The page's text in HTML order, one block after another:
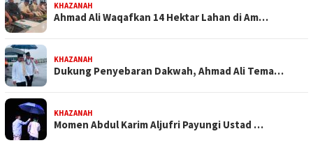
KHAZANAH
Ahmad Ali Waqafkan 14 Hektar Lahan di Am…
KHAZANAH
Dukung Penyebaran Dakwah, Ahmad Ali Tema…
KHAZANAH
Momen Abdul Karim Aljufri Payungi Ustad …